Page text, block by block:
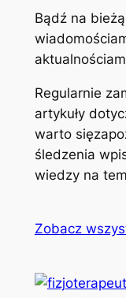
Bądź na
Regularnie
artykuły
warto
śledzenia
wiedzy na
Zobacz